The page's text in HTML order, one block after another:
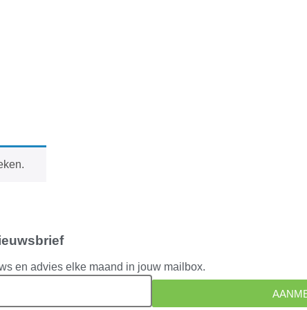
en advies elke maand in jouw mailbox.